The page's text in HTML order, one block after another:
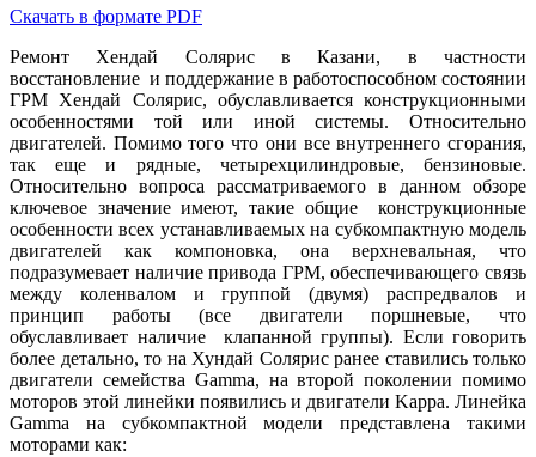
Скачать в формате PDF
Ремонт Хендай Солярис в Казани, в частности
восстановление и поддержание в работоспособном состоянии
ГРМ Хендай Солярис, обуславливается конструкционными
особенностями той или иной системы. Относительно
двигателей. Помимо того что они все внутреннего сгорания,
так еще и рядные, четырехцилиндровые, бензиновые.
Относительно вопроса рассматриваемого в данном обзоре
ключевое значение имеют, такие общие конструкционные
особенности всех устанавливаемых на субкомпактную модель
двигателей как компоновка, она верхневальная, что
подразумевает наличие привода ГРМ, обеспечивающего связь
между коленвалом и группой (двумя) распредвалов и
принцип работы (все двигатели поршневые, что
обуславливает наличие клапанной группы). Если говорить
более детально, то на Хундай Солярис ранее ставились только
двигатели семейства Gamma, на второй поколении помимо
моторов этой линейки появились и двигатели Kappa. Линейка
Gamma на субкомпактной модели представлена такими
моторами как: